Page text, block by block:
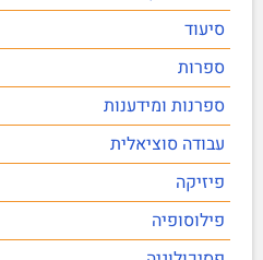
סיעוד
ספרות
ספרנות ומידענות
עבודה סוציאלית
פיזיקה
פילוסופיה